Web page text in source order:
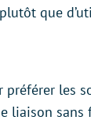
que
préférer les
liaison